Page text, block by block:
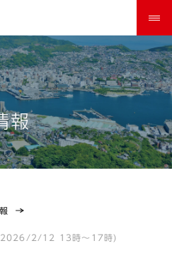
報
2026/2/12 13時～17時)